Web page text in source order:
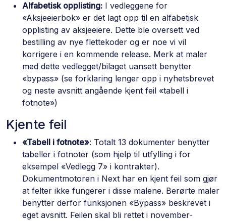
Alfabetisk opplisting: I vedleggene for
«Aksjeeierbok» er det lagt opp til en alfabetisk
opplisting av aksjeeiere. Dette ble oversett ved
bestilling av nye flettekoder og er noe vi vil
korrigere i en kommende release. Merk at maler
med dette vedlegget/bilaget uansett benytter
«bypass» (se forklaring lenger opp i nyhetsbrevet
og neste avsnitt angående kjent feil «tabell i
fotnote»)
Kjente feil
«Tabell i fotnote»: Totalt 13 dokumenter benytter
tabeller i fotnoter (som hjelp til utfylling i for
eksempel «Vedlegg 7» i kontrakter).
Dokumentmotoren i Next har en kjent feil som gjør
at felter ikke fungerer i disse malene. Berørte maler
benytter derfor funksjonen «Bypass» beskrevet i
eget avsnitt. Feilen skal bli rettet i november-